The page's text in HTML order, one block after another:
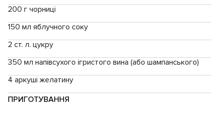
200 г чорниці
150 мл яблучного соку
2 ст. л. цукру
350 мл напівсухого ігристого вина (або шампанського)
4 аркуші желатину
ПРИГОТУВАННЯ